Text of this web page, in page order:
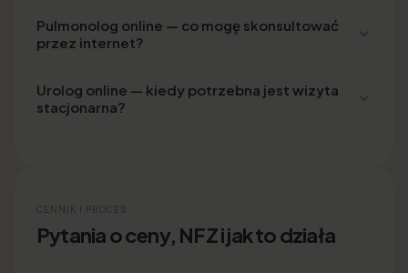
Pulmonolog online — co mogę skonsultować
przez internet?
Urolog online — kiedy potrzebna jest wizyta
stacjonarna?
CENNIK I PROCES
Pytania o ceny, NFZ i jak to działa